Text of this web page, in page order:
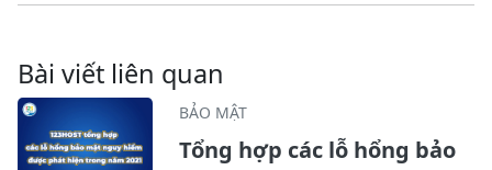
Bài viết liên quan
BẢO MẬT
Tổng hợp các lỗ hổng bảo